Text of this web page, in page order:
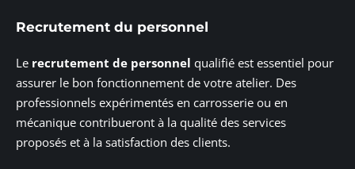
Recrutement du personnel
Le recrutement de personnel qualifié est essentiel pour
assurer le bon fonctionnement de votre atelier. Des
professionnels expérimentés en carrosserie ou en
mécanique contribueront à la qualité des services
proposés et à la satisfaction des clients.